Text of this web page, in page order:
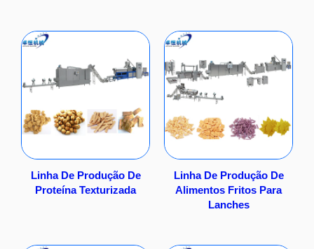
Linha De Produção De
Proteína Texturizada
Linha De Produção De
Alimentos Fritos Para
Lanches